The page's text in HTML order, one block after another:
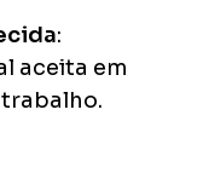
:
aceita em